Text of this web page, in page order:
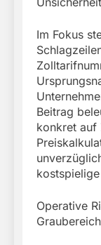
Im Fokus
Beitrag
konkret auf
Operative